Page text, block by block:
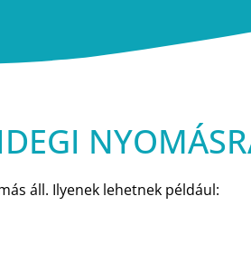
áll. Ilyenek lehetnek például: